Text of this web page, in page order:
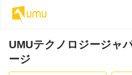
UMUテクノロジージャ
ージ